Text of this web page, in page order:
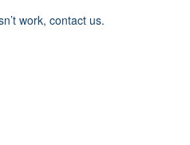
work, contact us.